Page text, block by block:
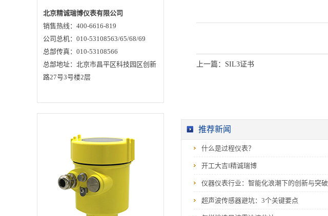
离。2、水利行业应用
水位计采用了26GHz
有：波束角小，能量
集中，具有更强抗干
测量精度和可靠性 天
范围最高可达70米，
达水位计发射功率极
无伤害北京精诚瑞博
仪表有限公司价格合
理 质量过硬 服务一
流专业生产各种物位
仪表咨询电话：400-
6616-819
北京精诚瑞博仪表有限公司
销售热线：400-6616-819
公司总机：010-53108563/65/68/69
总部传真：010-53108566
总部地址：北京市昌平区科技园区创新
路27号3号楼2层
上一篇： SIL3证书
推荐新闻
什么是过程仪表？
开工大吉‖精诚瑞博
仪器仪表行业：智能化浪潮下的创新与突破
超声波传感器避坑：3个关键要点